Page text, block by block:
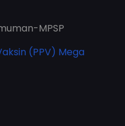
MPSP
(PPV) Mega